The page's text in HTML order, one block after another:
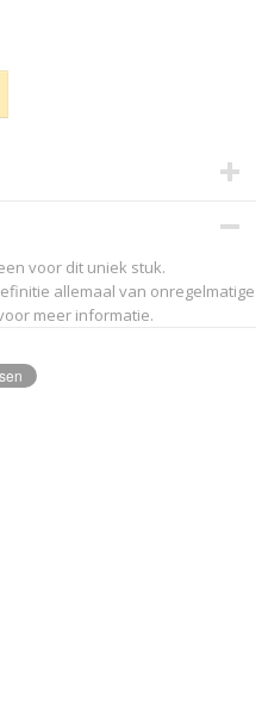
voor dit uniek stuk.
allemaal van onregelmatige
meer informatie.